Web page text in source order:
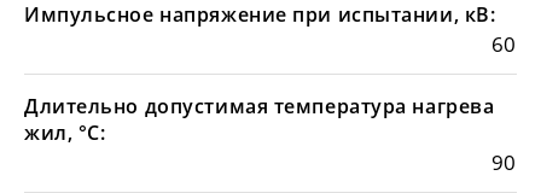
Импульсное напряжение при испытании, кВ:
60
Длительно допустимая температура нагрева
жил, °С:
90